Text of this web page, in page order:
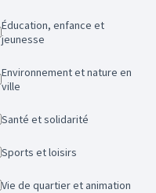
Éducation, enfance et
jeunesse
Environnement et nature en
ville
Santé et solidarité
Sports et loisirs
Vie de quartier et animation